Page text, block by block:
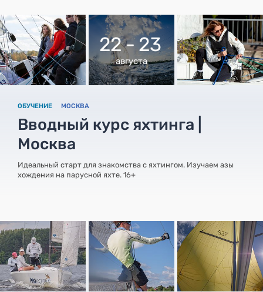
22 - 23
августа
ОБУЧЕНИЕ МОСКВА
Вводный курс яхтинга |
Москва
Идеальный старт для знакомства с яхтингом. Изучаем азы
хождения на парусной яхте. 16+